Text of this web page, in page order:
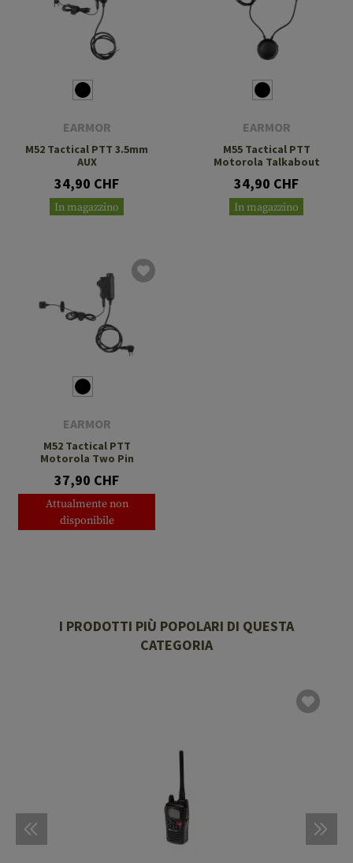
EARMOR
M52 Tactical PTT 3.5mm
AUX
34,90 CHF
In magazzino
EARMOR
M55 Tactical PTT
Motorola Talkabout
34,90 CHF
In magazzino
EARMOR
M52 Tactical PTT
Motorola Two Pin
37,90 CHF
Attualmente non
disponibile
I PRODOTTI PIÙ POPOLARI DI QUESTA
CATEGORIA